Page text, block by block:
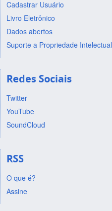
Cadastrar Usuário
Livro Eletrônico
Dados abertos
Suporte a Propriedade Intelectual
Redes Sociais
Twitter
YouTube
SoundCloud
RSS
O que é?
Assine